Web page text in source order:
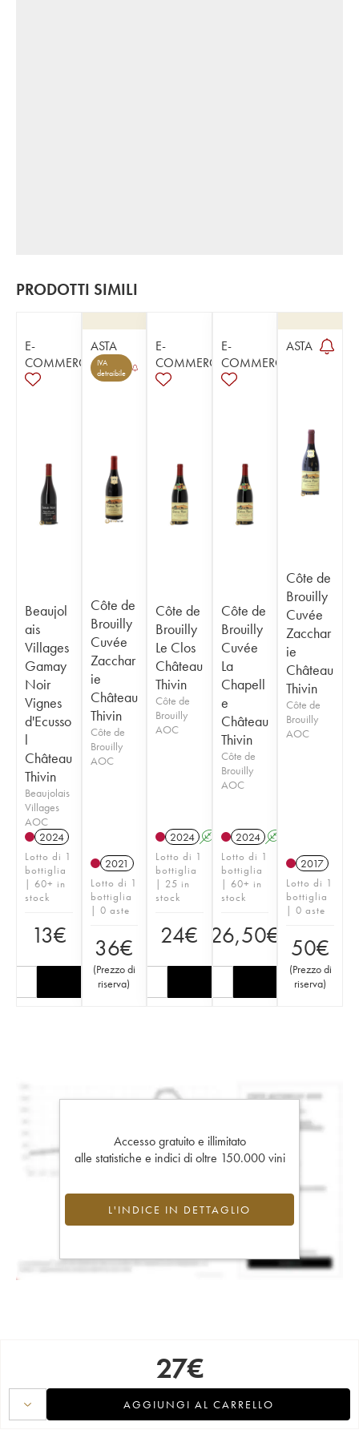
PRODOTTI SIMILI
E-
COMMERCE
Beaujol
ais
Villages
Gamay
Noir
Vignes
d'Ecusso
l
Château
Thivin
Beaujolais
Villages
AOC
2024
Lotto di 1
bottiglia
| 60+ in
stock
13€
ASTA
IVA
detraibile
Côte de
Brouilly
Cuvée
Zacchar
ie
Château
Thivin
Côte de
Brouilly
AOC
2021
Lotto di 1
bottiglia
| 0 aste
36€
(Prezzo di
riserva)
E-
COMMERCE
Côte de
Brouilly
Le Clos
Château
Thivin
Côte de
Brouilly
AOC
2024 A
Lotto di 1
bottiglia
| 25 in
stock
24€
E-
COMMERCE
Côte de
Brouilly
Cuvée
La
Chapell
e
Château
Thivin
Côte de
Brouilly
AOC
2024 A
Lotto di 1
bottiglia
| 60+ in
stock
26,50€
ASTA
Côte de
Brouilly
Cuvée
Zacchar
ie
Château
Thivin
Côte de
Brouilly
AOC
2017
Lotto di 1
bottiglia
| 0 aste
50€
(Prezzo di
riserva)
Accesso gratuito e illimitato
alle statistiche e indici di oltre 150.000 vini
L'INDICE IN DETTAGLIO
27€
AGGIUNGI AL CARRELLO